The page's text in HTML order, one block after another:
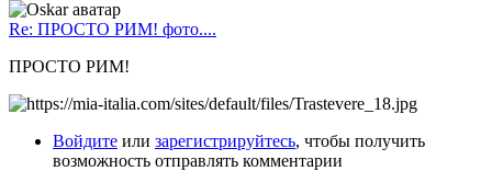
Re: ПРОСТО РИМ! фото....
ПРОСТО РИМ!
Войдите или зарегистрируйтесь, чтобы получить
возможность отправлять комментарии